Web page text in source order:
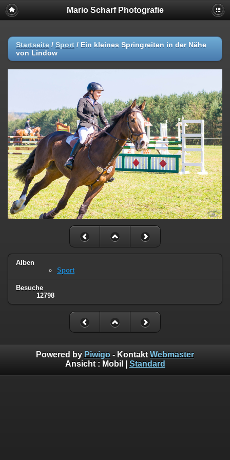
Mario Scharf Photografie
Startseite / Sport / Ein kleines Springreiten in der Nähe
von Lindow
Alben
Sport
Besuche
12798
Powered by Piwigo - Kontakt Webmaster
Ansicht : Mobil Standard